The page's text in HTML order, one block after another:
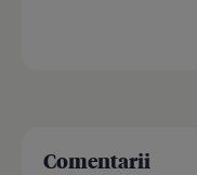
Comentarii